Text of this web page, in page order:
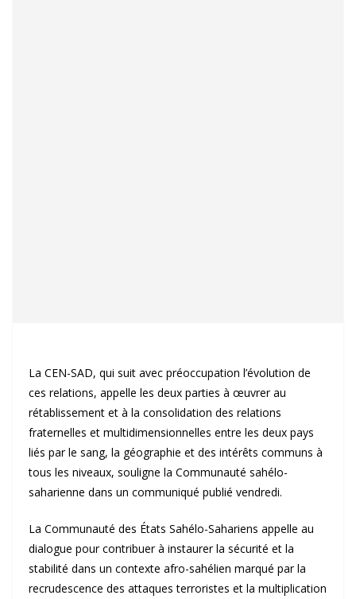
La CEN-SAD, qui suit avec préoccupation l’évolution de
ces relations, appelle les deux parties à œuvrer au
rétablissement et à la consolidation des relations
fraternelles et multidimensionnelles entre les deux pays
liés par le sang, la géographie et des intérêts communs à
tous les niveaux, souligne la Communauté sahélo-
saharienne dans un communiqué publié vendredi.
La Communauté des États Sahélo-Sahariens appelle au
dialogue pour contribuer à instaurer la sécurité et la
stabilité dans un contexte afro-sahélien marqué par la
recrudescence des attaques terroristes et la multiplication